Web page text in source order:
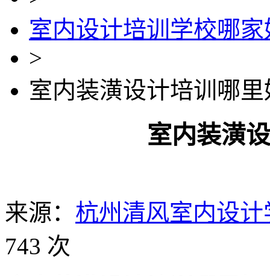
室内设计培训学校哪家
>
室内装潢设计培训哪里
室内装潢
来源： 杭州清风室内设计
743 次